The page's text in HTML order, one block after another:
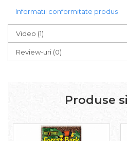
Informatii conformitate produs
Video (1)
Review-uri (0)
Produse